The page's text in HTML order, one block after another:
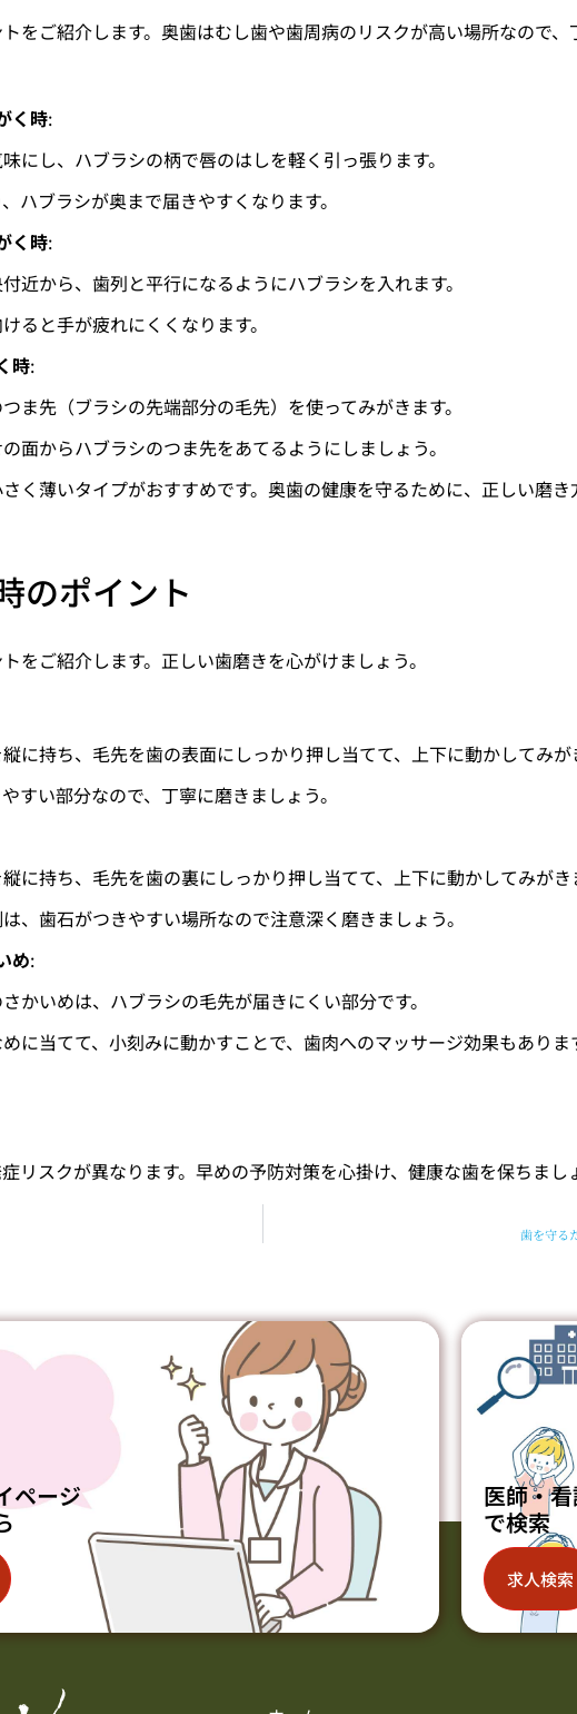
をご紹介します。奥歯はむし歯や歯周病のリスクが高い場所なので、
く時:
にし、ハブラシの柄で唇のはしを軽く引っ張ります。
ハブラシが奥まで届きやすくなります。
く時:
近から、歯列と平行になるようにハブラシを入れます。
ると手が疲れにくくなります。
時:
ま先（ブラシの先端部分の毛先）を使ってみがきます。
面からハブラシのつま先をあてるようにしましょう。
く薄いタイプがおすすめです。奥歯の健康を守るために、正しい磨
のポイント
をご紹介します。正しい歯磨きを心がけましょう。
に持ち、毛先を歯の表面にしっかり押し当てて、上下に動かしてみが
すい部分なので、丁寧に磨きましょう。
に持ち、毛先を歯の裏にしっかり押し当てて、上下に動かしてみがき
、歯石がつきやすい場所なので注意深く磨きましょう。
め:
かいめは、ハブラシの毛先が届きにくい部分です。
に当てて、小刻みに動かすことで、歯肉へのマッサージ効果もありま
リスクが異なります。早めの予防対策を心掛け、健康な歯を保ちまし
歯を守る
ページ
医師・
で検索
求人検索